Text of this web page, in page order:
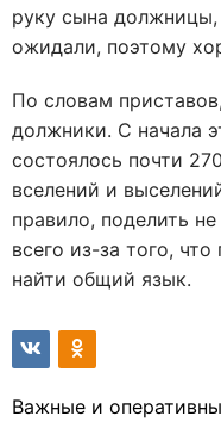
руку сына должницы,
ожидали, поэтому
По словам
должники. С начала
состоялось почти
вселений и
правило, поделить
всего из-за того,
найти общий язык.
Важные и